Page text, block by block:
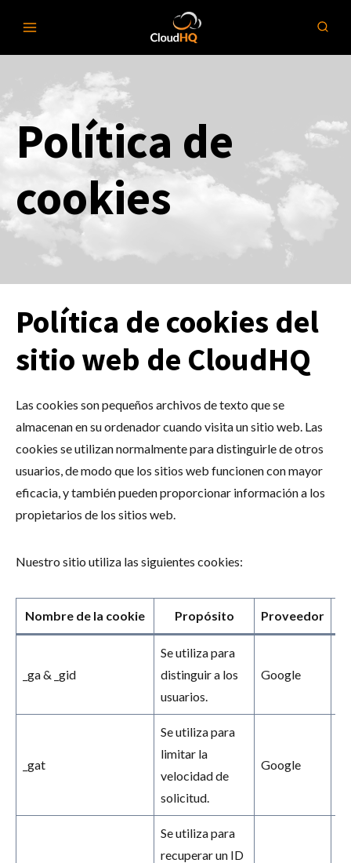
contenido
Política de
cookies
Política de cookies del
sitio web de CloudHQ
Las cookies son pequeños archivos de texto que se
almacenan en su ordenador cuando visita un sitio web. Las
cookies se utilizan normalmente para distinguirle de otros
usuarios, de modo que los sitios web funcionen con mayor
eficacia, y también pueden proporcionar información a los
propietarios de los sitios web.
Nuestro sitio utiliza las siguientes cookies:
Nombre de la cookie Propósito Proveedor
_ga & _gid
Se utiliza para
distinguir a los
usuarios.
Google
_gat
Se utiliza para
limitar la
velocidad de
solicitud.
Google
Se utiliza para
recuperar un ID